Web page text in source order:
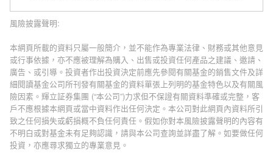
風險披露聲明:
本網頁所載的資料只屬一般簡介，並不能作為專業法律、財務或其他意見
或行事依據，亦不應被理解為購入、出售或投資任何產品之建議、邀請、
廣告、或引導。投資者作出投資決定前應先參閱有關基金的銷售文件及詳
細閱讀基金公司所刊發有關基金的資料單張上列明的基金特色以及有關風
險因素。輝立証券集團 (“本公司”)力求但不保證有關資料準確或完整，客
戶不應根據本網頁或當中資料作出任何決定。本公司對此網頁內資料所引
致之任何損失或虧損概不負任何責任。假如你對本風險披露聲明的內容有
不明白或對基金未有足夠認識，請與本公司查詢並詳盡了解。如要做任何
投資，亦應尋求獨立的專業意見。